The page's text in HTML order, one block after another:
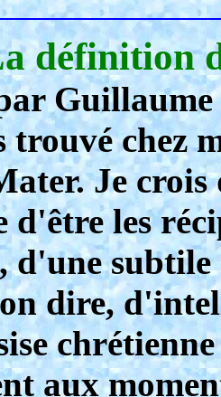
définition
trouvé chez
Je crois
d'être les
d'une
dire,
aux